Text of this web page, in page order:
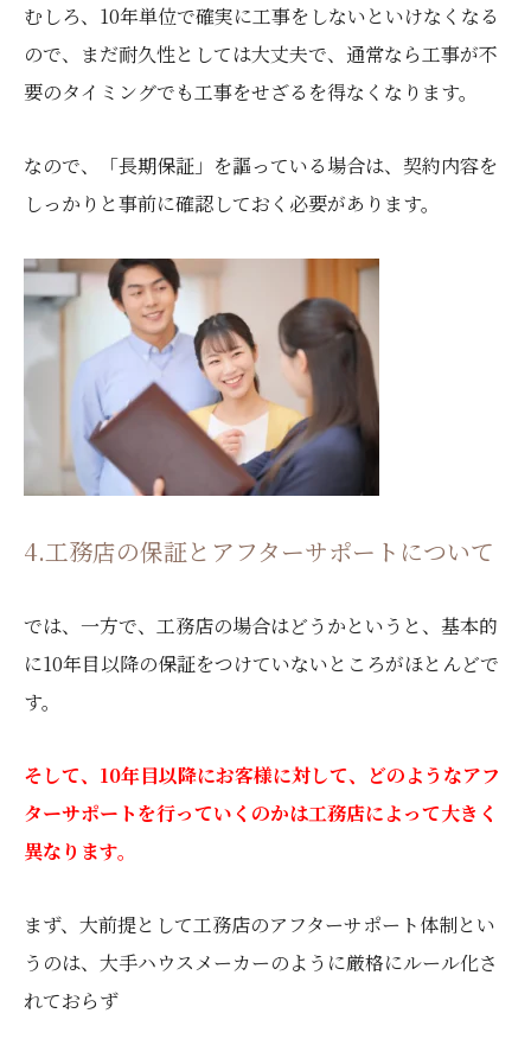
むしろ、10年単位で確実に工事をしないといけなくなる
ので、まだ耐久性としては大丈夫で、通常なら工事が不
要のタイミングでも工事をせざるを得なくなります。
なので、「長期保証」を謳っている場合は、契約内容を
しっかりと事前に確認しておく必要があります。
4.工務店の保証とアフターサポートについて
では、一方で、工務店の場合はどうかというと、基本的
に10年目以降の保証をつけていないところがほとんどで
す。
そして、10年目以降にお客様に対して、どのようなアフ
ターサポートを行っていくのかは工務店によって大きく
異なります。
まず、大前提として工務店のアフターサポート体制とい
うのは、大手ハウスメーカーのように厳格にルール化さ
れておらず